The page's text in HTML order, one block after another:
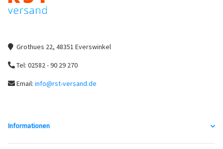
Grothues 22, 48351 Everswinkel
Tel: 02582 - 90 29 270
Email: info@rst-versand.de
Informationen